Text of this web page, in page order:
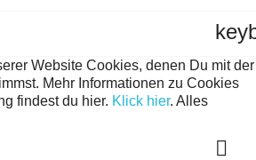
Website Cookies, denen Du mit der
Mehr Informationen zu Cookies
findest du hier. Klick hier. Alles
